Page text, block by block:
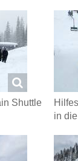
Shuttle
in